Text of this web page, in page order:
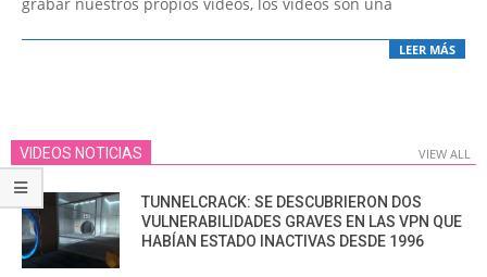
LEER MÁS
VIDEOS NOTICIAS VIEW ALL
TUNNELCRACK: SE DESCUBRIERON DOS
VULNERABILIDADES GRAVES EN LAS VPN QUE
HABÍAN ESTADO INACTIVAS DESDE 1996